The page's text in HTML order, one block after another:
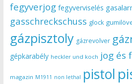
fegyverjog fegyverviselés
gasschreckschuss glock
gázpisztoly gázrevolver
gépkarabély heckler und koch jog és
magazin M1911 non lethal pistol